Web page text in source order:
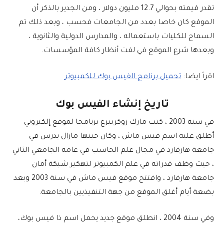
تقدر قيمته بحوالي 12.7 مليون دولار ، ومن الجدير بالذكر أن
الموقع كان خاصا بعدد من الجامعات فحسب ، وبعد ذلك تم
السماح للكليات باستعماله ، والمدارس الدولية والثانوية ،
وبعدها شرع الموقع في لفت أنظار كافة المؤسسات.
اقرأ ايضا: تحميل برنامج الفيس بوك للكمبيوتر
تاريخ إنشاء الفيس بوك
في سنة 2003 ، كتب مارك زوكربيرغ برنامجا لموقع إلكتروني
أطلق عليه اسم فيس ماش ، وكان حينها مازال يدرس في
جامعة هارفارد في مجال علم الحاسب في عامه الجامعي الثاني
، حيث وظف قدراته في علم الكمبيوتر لتهكير شبكة أمان
جامعة هارفارد ، وافتتح موقع فيس ماش في سنة 2003 وبعد
بضعة أيام أغلق الموقع من جهة التنفيذيين بالجامعة.
وفي سنة 2004 ، انطلق موقع جديد يحمل اسم ذا فيس بوك،